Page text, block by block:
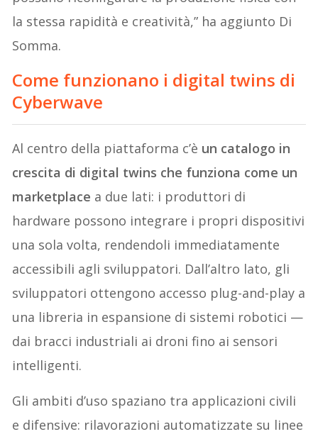
la stessa rapidità e creatività,” ha aggiunto Di
Somma.
Come funzionano i digital twins di
Cyberwave
Al centro della piattaforma c’è un catalogo in
crescita di digital twins che funziona come un
marketplace a due lati: i produttori di
hardware possono integrare i propri dispositivi
una sola volta, rendendoli immediatamente
accessibili agli sviluppatori. Dall’altro lato, gli
sviluppatori ottengono accesso plug-and-play a
una libreria in espansione di sistemi robotici —
dai bracci industriali ai droni fino ai sensori
intelligenti.
Gli ambiti d’uso spaziano tra applicazioni civili
e difensive: rilavorazioni automatizzate su linee